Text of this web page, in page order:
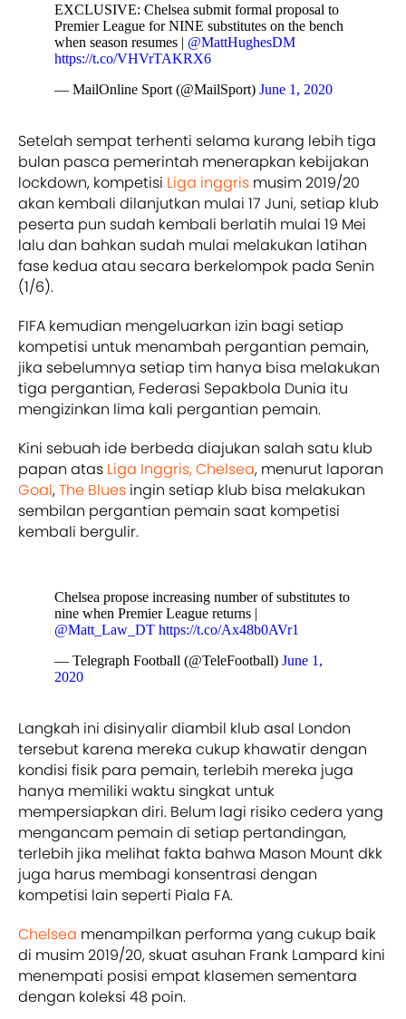
EXCLUSIVE: Chelsea submit formal proposal to
Premier League for NINE substitutes on the bench
when season resumes | @MattHughesDM
https://t.co/VHVrTAKRX6
— MailOnline Sport (@MailSport) June 1, 2020
Setelah sempat terhenti selama kurang lebih tiga
bulan pasca pemerintah menerapkan kebijakan
lockdown, kompetisi Liga inggris musim 2019/20
akan kembali dilanjutkan mulai 17 Juni, setiap klub
peserta pun sudah kembali berlatih mulai 19 Mei
lalu dan bahkan sudah mulai melakukan latihan
fase kedua atau secara berkelompok pada Senin
(1/6).
FIFA kemudian mengeluarkan izin bagi setiap
kompetisi untuk menambah pergantian pemain,
jika sebelumnya setiap tim hanya bisa melakukan
tiga pergantian, Federasi Sepakbola Dunia itu
mengizinkan lima kali pergantian pemain.
Kini sebuah ide berbeda diajukan salah satu klub
papan atas Liga Inggris,Chelsea, menurut laporan
Goal,The Blues ingin setiap klub bisa melakukan
sembilan pergantian pemain saat kompetisi
kembali bergulir.
Chelsea propose increasing number of substitutes to
nine when Premier League returns |
@Matt_Law_DT https://t.co/Ax48b0AVr1
— Telegraph Football (@TeleFootball) June 1,
2020
Langkah ini disinyalir diambil klub asal London
tersebut karena mereka cukup khawatir dengan
kondisi fisik para pemain, terlebih mereka juga
hanya memiliki waktu singkat untuk
mempersiapkan diri. Belum lagi risiko cedera yang
mengancam pemain di setiap pertandingan,
terlebih jika melihat fakta bahwa Mason Mount dkk
juga harus membagi konsentrasi dengan
kompetisi lain seperti Piala FA.
Chelsea menampilkan performa yang cukup baik
di musim 2019/20, skuat asuhan Frank Lampard kini
menempati posisi empat klasemen sementara
dengan koleksi 48 poin.